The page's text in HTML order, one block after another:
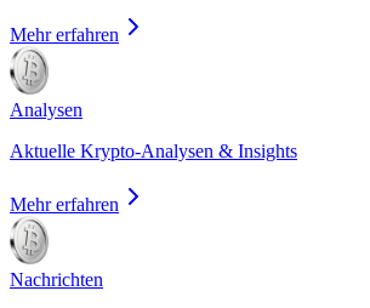
Mehr erfahren
Analysen
Aktuelle Krypto-Analysen & Insights
Mehr erfahren
Nachrichten